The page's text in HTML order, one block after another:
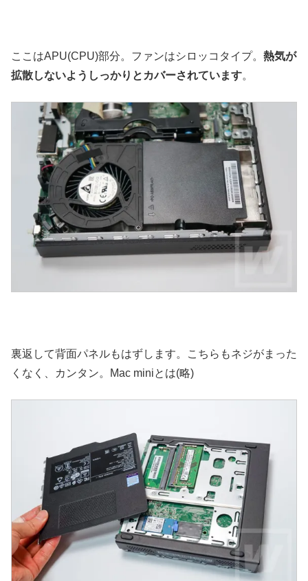
ここはAPU(CPU)部分。ファンはシロッコタイプ。 熱気が
拡散しないようしっかりとカバーされています。
裏返して背面パネルもはずします。こちらもネジがまった
くなく、カンタン。Mac miniとは(略)